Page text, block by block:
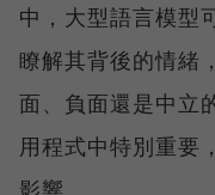
中，大型語言模型
瞭解其背後的情緒
面、負面還是中立
用程式中特別重要
影響。